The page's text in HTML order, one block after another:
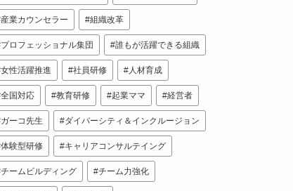
産業カウンセラー 組織改革
プロフェッショナル集団 誰もが活躍できる組織
女性活躍推進 社員研修 人材育成
全国対応 教育研修 起業ママ 経営者
ガーコ先生 ダイバーシティ＆インクルージョン
体験型研修 キャリアコンサルテイング
チームビルディング チーム力強化